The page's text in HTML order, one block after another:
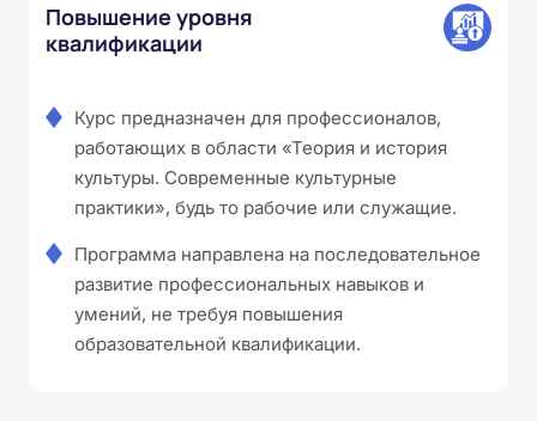
Повышение уровня
квалификации
Курс предназначен для профессионалов,
работающих в области «Теория и история
культуры. Современные культурные
практики», будь то рабочие или служащие.
Программа направлена на последовательное
развитие профессиональных навыков и
умений, не требуя повышения
образовательной квалификации.